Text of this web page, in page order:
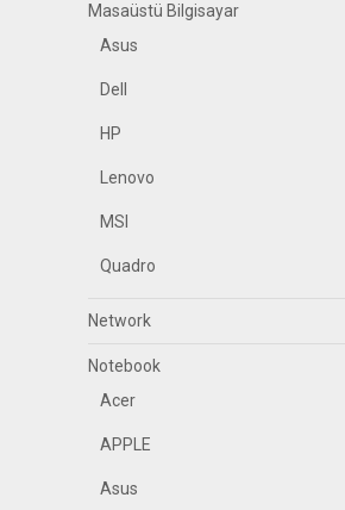
Masaüstü Bilgisayar
Asus
Dell
HP
Lenovo
MSI
Quadro
Network
Notebook
Acer
APPLE
Asus